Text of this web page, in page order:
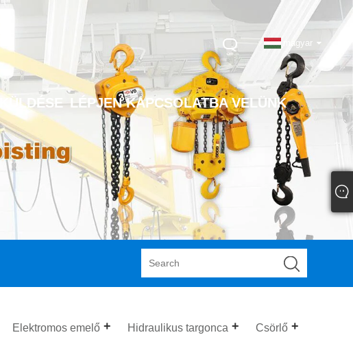
magyar
LÉPJEN KAPCSOLATBA VELÜNK
Elektromos emelő Hidraulikus targonca Csörlő